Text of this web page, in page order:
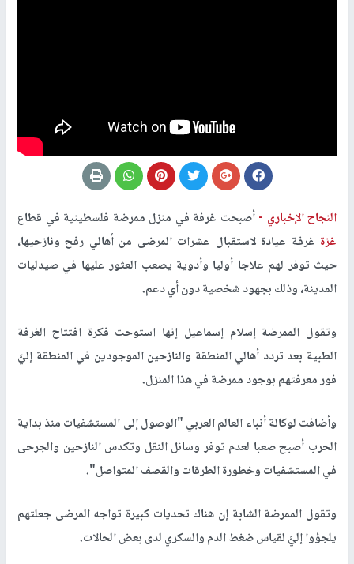
النجاح الإخباري -أصبحت غرفة في منزل ممرضة فلسطينية في قطاع
غزة غرفة عيادة لاستقبال عشرات المرضى من أهالي رفح ونازحيها،
حيث توفر لهم علاجا أوليا وأدوية يصعب العثور عليها في صيدليات
المدينة، وذلك بجهود شخصية دون أي دعم.
وتقول الممرضة إسلام إسماعيل إنها استوحت فكرة افتتاح الغرفة
الطبية بعد تردد أهالي المنطقة والنازحين الموجودين في المنطقة إليَّ
فور معرفتهم بوجود ممرضة في هذا المنزل.
وأضافت لوكالة أنباء العالم العربي "الوصول إلى المستشفيات منذ بداية
الحرب أصبح صعبا لعدم توفر وسائل النقل وتكدس النازحين والجرحى
في المستشفيات وخطورة الطرقات والقصف المتواصل".
وتقول الممرضة الشابة إن هناك تحديات كبيرة تواجه المرضى جعلتهم
يلجؤوا إليَّ لقياس ضغط الدم والسكري لدى بعض الحالات.